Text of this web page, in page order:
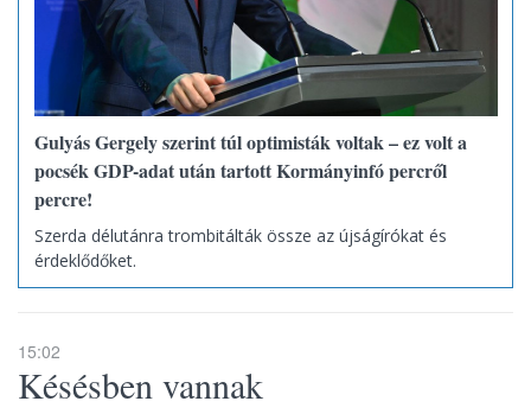
Gulyás Gergely szerint túl optimisták voltak – ez volt a
pocsék GDP-adat után tartott Kormányinfó percről
percre!
Szerda délutánra trombitálták össze az újságírókat és
érdeklődőket.
15:02
Késésben vannak